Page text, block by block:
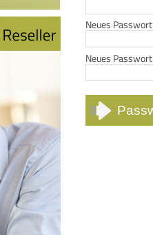
Neues
Neues